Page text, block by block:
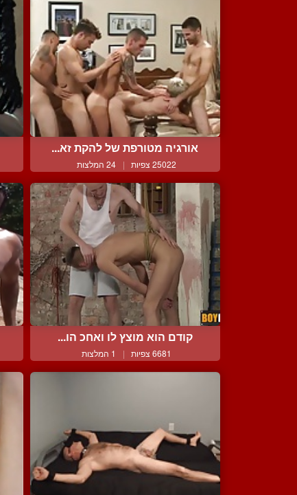
אורגיה מטורפת של להקת זא...
25022 צפיות | 24 המלצות
קודם הוא מוצץ לו ואחכ הו...
6681 צפיות | 1 המלצות